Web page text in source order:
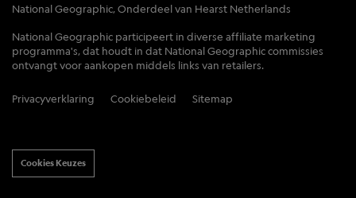
National Geographic, Onderdeel van Hearst Netherlands
National Geographic participeert in diverse affiliate marketing
programma's, dat houdt in dat National Geographic commissies
ontvangt voor aankopen middels links van retailers.
Privacyverklaring Cookiebeleid Sitemap
Cookies Keuzes